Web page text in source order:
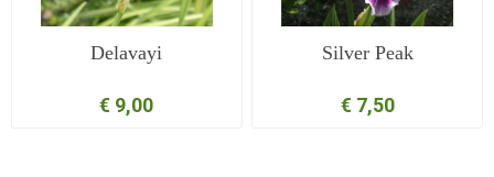
Delavayi
€ 9,00
Silver Peak
€ 7,50